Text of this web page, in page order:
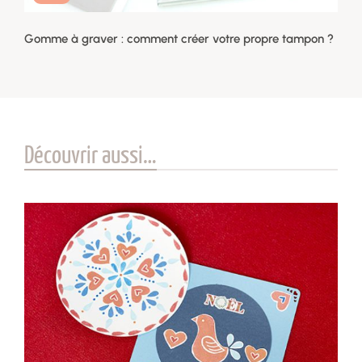
Gomme à graver : comment créer votre propre tampon ?
Découvrir aussi…